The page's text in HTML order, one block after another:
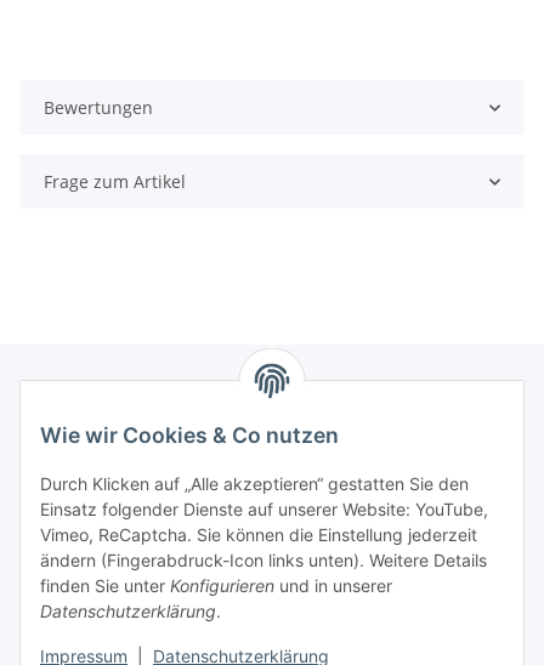
Wie wir Cookies & Co nutzen
Durch Klicken auf „Alle akzeptieren“ gestatten Sie den
Einsatz folgender Dienste auf unserer Website: YouTube,
Vimeo, ReCaptcha. Sie können die Einstellung jederzeit
ändern (Fingerabdruck-Icon links unten). Weitere Details
finden Sie unter Konfigurieren und in unserer
Datenschutzerklärung.
Impressum Datenschutzerklärung
Bewertungen
Frage zum Artikel
Zahlungsmöglichkeiten
Versandinformationen
Gesetzliche Informationen